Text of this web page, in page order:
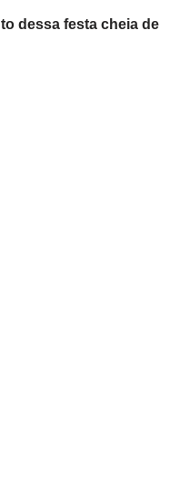
dessa festa cheia de